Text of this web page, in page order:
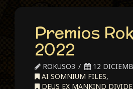
Premios
2022
ROKUSO3
12
AI SOMNIUM FILES,
DEUS EX MANKIND